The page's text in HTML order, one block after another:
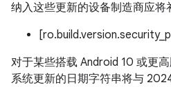
纳入这些更新的设备制造商应将
对于某些搭载 Android 10 或更
系统更新的日期字符串将与